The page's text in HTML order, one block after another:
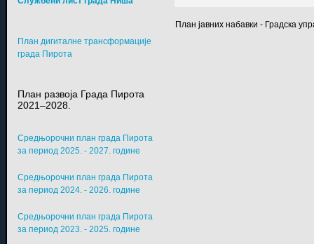
План јавних набавки - Градска
План дигиталне трансформације
града Пирота
План развоја Града Пирота
2021–2028.
Средњорочни план града Пирота
за период 2025. - 2027. године
Средњорочни план града Пирота
за период 2024. - 2026. године
Средњорочни план града Пирота
за период 2023. - 2025. године